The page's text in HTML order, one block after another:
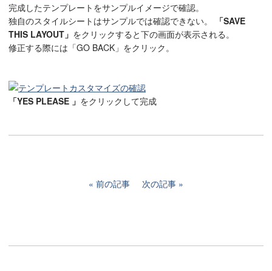
完成したテンプレートをサンプルイメージで確認。
独自のスタイルシートはサンプルでは確認できない。
「SAVE
THIS LAYOUT」 をクリックすると下の画面が表示される。
修正する際には「GO BACK」をクリック。
「YES PLEASE 」 をクリックして完成
前の記事 次の記事